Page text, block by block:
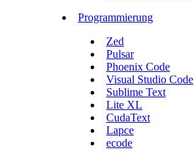
Programmierung
Zed
Pulsar
Phoenix Code
Visual Studio Code
Sublime Text
Lite XL
CudaText
Lapce
ecode